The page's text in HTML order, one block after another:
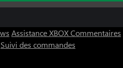
Assistance XBOXCommentaires
Suivi des commandes